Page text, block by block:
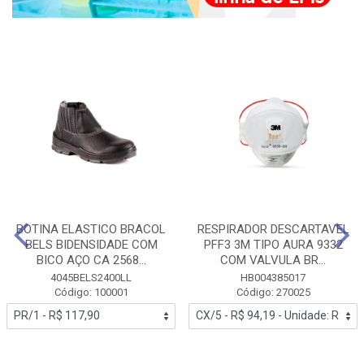
BOTINA ELASTICO BRACOL
BELS BIDENSIDADE COM
BICO AÇO CA 2568...
4045BELS2400LL
Código: 100001
RESPIRADOR DESCARTAVEL
PFF3 3M TIPO AURA 9332
COM VALVULA BR...
HB004385017
Código: 270025